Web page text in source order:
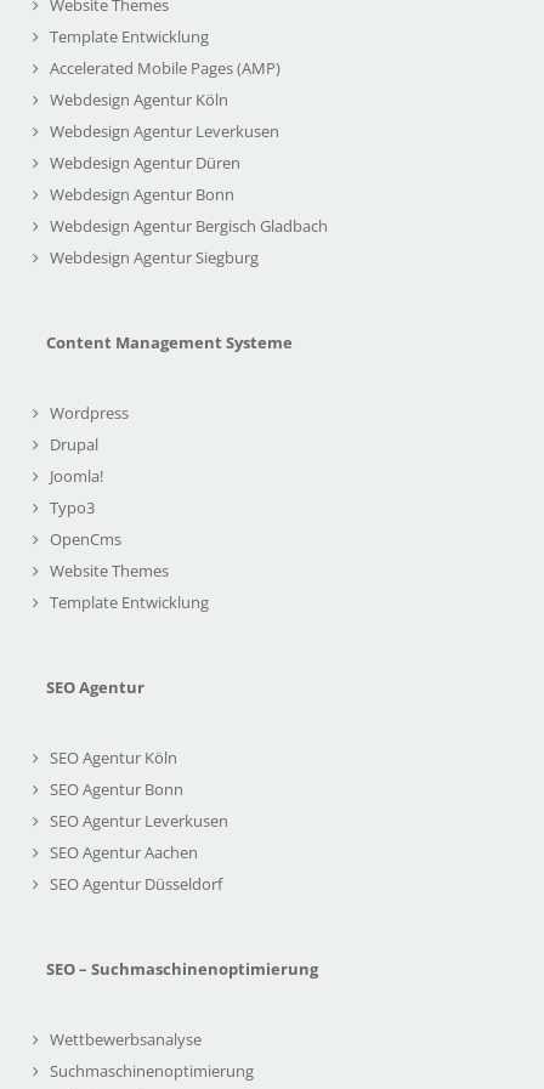
Website Themes
Template Entwicklung
Accelerated Mobile Pages (AMP)
Webdesign Agentur Köln
Webdesign Agentur Leverkusen
Webdesign Agentur Düren
Webdesign Agentur Bonn
Webdesign Agentur Bergisch Gladbach
Webdesign Agentur Siegburg
Content Management Systeme
Wordpress
Drupal
Joomla!
Typo3
OpenCms
Website Themes
Template Entwicklung
SEO Agentur
SEO Agentur Köln
SEO Agentur Bonn
SEO Agentur Leverkusen
SEO Agentur Aachen
SEO Agentur Düsseldorf
SEO – Suchmaschinenoptimierung
Wettbewerbsanalyse
Suchmaschinenoptimierung